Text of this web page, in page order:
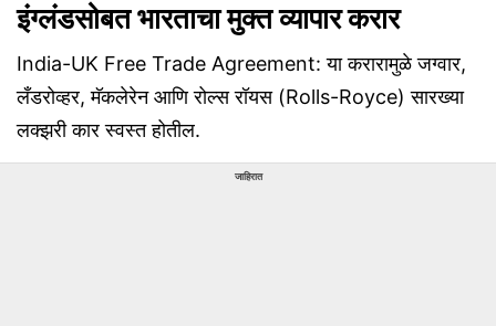
इंग्लंडसोबत भारताचा मुक्त व्यापार करार
India-UK Free Trade Agreement: या करारामुळे जग्वार,
लँडरोव्हर, मॅकलेरेन आणि रोल्स रॉयस (Rolls-Royce) सारख्या
लक्झरी कार स्वस्त होतील.
जाहिरात